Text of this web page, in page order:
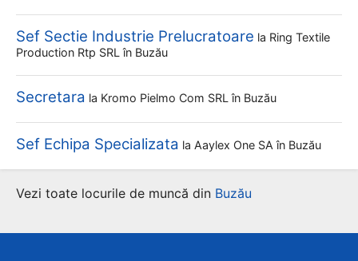
Sef Sectie Industrie Prelucratoare la Ring Textile
Production Rtp SRL în Buzău
Secretara la Kromo Pielmo Com SRL în Buzău
Sef Echipa Specializata la Aaylex One SA în Buzău
Vezi toate locurile de muncă din Buzău